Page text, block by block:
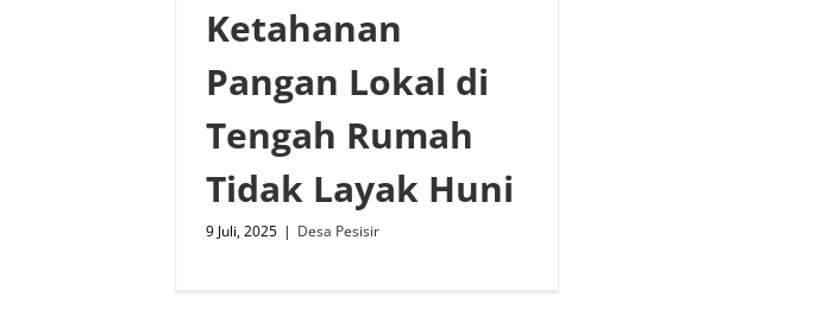
Ketahanan
Pangan Lokal di
Tengah Rumah
Tidak Layak Huni
9 Juli, 2025 | Desa Pesisir